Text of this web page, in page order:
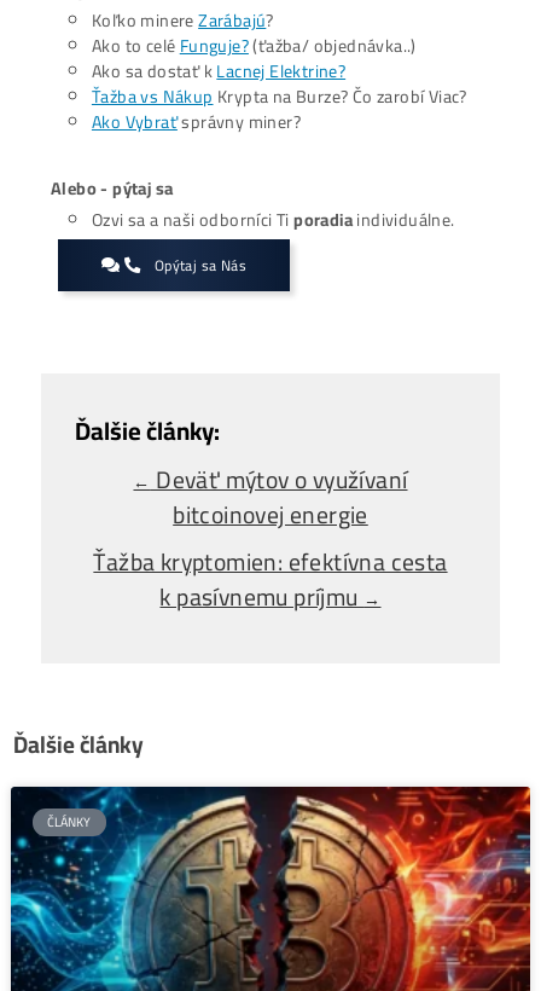
akumuláciou a distribúciou minerov v nasledujúcich
Trh tak stojí na križovatke.Silná akumulácia dáva
ďalší rast, no zvýšené aktivity minerov prinášajú
krátkodobého poklesu. Investori sledujú, či dopyt
udržať tempo a zabrániť výraznejšej korekcii.
Zaujíma ťa Ťažba Viac?
Koľko minereZarábajú
Ako to celéFunguje?(ťažba/ objednávka..)
Alebo - pýtaj sa
Ozvi sa a naši odborníci Tiporadiaindividuálne.
Opýtaj sa Nás
←Deväť mýtov o využívaní
bitcoinovej energie
Ťažba kryptomien: efektívna cesta
k pasívnemu príjmu→